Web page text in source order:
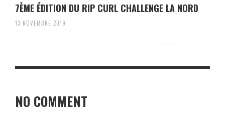
7ÈME ÉDITION DU RIP CURL CHALLENGE LA NORD
13 NOVEMBRE 2019
NO COMMENT